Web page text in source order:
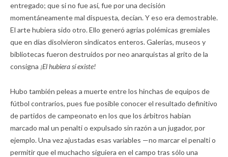
entregado; que si no fue así, fue por una decisión
momentáneamente mal dispuesta, decían. Y eso era demostrable.
El arte hubiera sido otro. Ello generó agrias polémicas gremiales
que en días disolvieron sindicatos enteros. Galerías, museos y
bibliotecas fueron destruidos por neo anarquistas al grito de la
consigna ¡El hubiera sí existe!
Hubo también peleas a muerte entre los hinchas de equipos de
fútbol contrarios, pues fue posible conocer el resultado definitivo
de partidos de campeonato en los que los árbitros habían
marcado mal un penalti o expulsado sin razón a un jugador, por
ejemplo. Una vez ajustadas esas variables —no marcar el penalti o
permitir que el muchacho siguiera en el campo tras sólo una